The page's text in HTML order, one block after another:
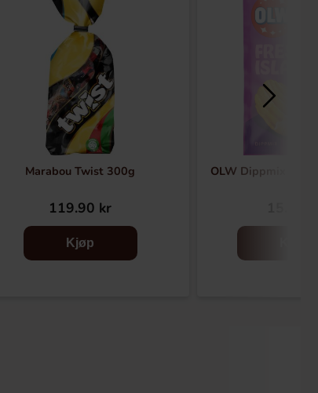
Marabou Twist 300g
119.90 kr
Kjøp
OLW Dippmix